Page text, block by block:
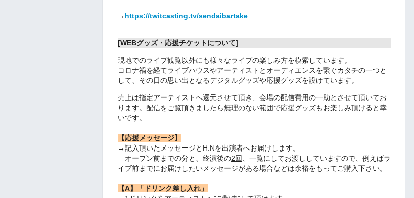
→ https://twitcasting.tv/sendaibartake
[WEBグッズ・応援チケットについて]
現地でのライブ観覧以外にも様々なライブの楽しみ方を模索しています。
コロナ禍を経てライブハウスやアーティストとオーディエンスを繋ぐカタチの一つと
して、その日の思い出となるデジタルグッズや応援グッズを設けています。
売上は指定アーティストへ還元させて頂き、会場の配信費用の一助とさせて頂いてお
ります。 配信をご覧頂きましたら無理のない範囲で応援グッズもお楽しみ頂けると幸
いです。
【応援メッセージ】
→記入頂いたメッセージとH.Nを出演者へお届けします。
オープン前までの分と、終演後の2回 、一覧にしてお渡ししていますので、例えばラ
イブ前までにお届けしたいメッセージがある場合などは余裕をもってご購入下さい。
【A】「ドリンク差し入れ」